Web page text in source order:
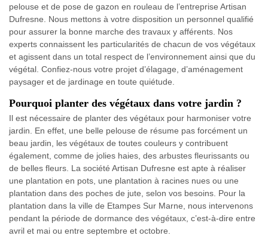
pelouse et de pose de gazon en rouleau de l’entreprise Artisan
Dufresne. Nous mettons à votre disposition un personnel qualifié
pour assurer la bonne marche des travaux y afférents. Nos
experts connaissent les particularités de chacun de vos végétaux
et agissent dans un total respect de l’environnement ainsi que du
végétal. Confiez-nous votre projet d’élagage, d’aménagement
paysager et de jardinage en toute quiétude.
Pourquoi planter des végétaux dans votre jardin ?
Il est nécessaire de planter des végétaux pour harmoniser votre
jardin. En effet, une belle pelouse de résume pas forcément un
beau jardin, les végétaux de toutes couleurs y contribuent
également, comme de jolies haies, des arbustes fleurissants ou
de belles fleurs. La société Artisan Dufresne est apte à réaliser
une plantation en pots, une plantation à racines nues ou une
plantation dans des poches de jute, selon vos besoins. Pour la
plantation dans la ville de Etampes Sur Marne, nous intervenons
pendant la période de dormance des végétaux, c’est-à-dire entre
avril et mai ou entre septembre et octobre.